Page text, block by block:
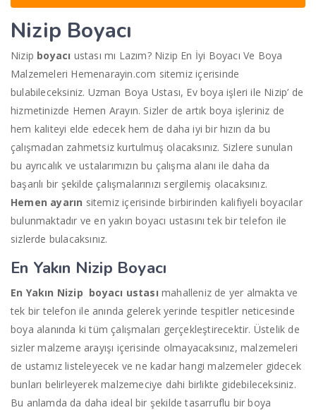
Nizip Boyacı
Nizip boyacı ustası mı Lazım? Nizip En İyi Boyacı Ve Boya
Malzemeleri Hemenarayin.com sitemiz içerisinde
bulabileceksiniz. Uzman Boya Ustası, Ev boya işleri ile Nizip’ de
hizmetinizde Hemen Arayın. Sizler de artık boya işleriniz de
hem kaliteyi elde edecek hem de daha iyi bir hızın da bu
çalışmadan zahmetsiz kurtulmuş olacaksınız. Sizlere sunulan
bu ayrıcalık ve ustalarımızın bu çalışma alanı ile daha da
başarılı bir şekilde çalışmalarınızı sergilemiş olacaksınız.
Hemen ayarın sitemiz içerisinde birbirinden kalifiyeli boyacılar
bulunmaktadır ve en yakın boyacı ustasını tek bir telefon ile
sizlerde bulacaksınız.
En Yakın Nizip Boyacı
En Yakın Nizip boyacı ustası mahalleniz de yer almakta ve
tek bir telefon ile anında gelerek yerinde tespitler neticesinde
boya alanında ki tüm çalışmaları gerçekleştirecektir. Üstelik de
sizler malzeme arayışı içerisinde olmayacaksınız, malzemeleri
de ustamız listeleyecek ve ne kadar hangi malzemeler gidecek
bunları belirleyerek malzemeciye dahi birlikte gidebileceksiniz.
Bu anlamda da daha ideal bir şekilde tasarruflu bir boya